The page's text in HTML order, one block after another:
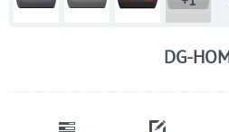
DG-